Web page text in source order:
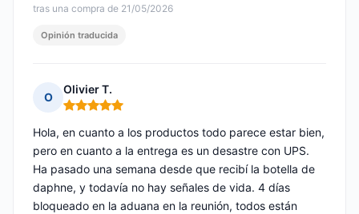
tras una compra de 21/05/2026
Opinión traducida
O
Olivier T.
Nota: 5 de 5
Hola, en cuanto a los productos todo parece estar bien,
pero en cuanto a la entrega es un desastre con UPS.
Ha pasado una semana desde que recibí la botella de
daphne, y todavía no hay señales de vida. 4 días
bloqueado en la aduana en la reunión, todos están